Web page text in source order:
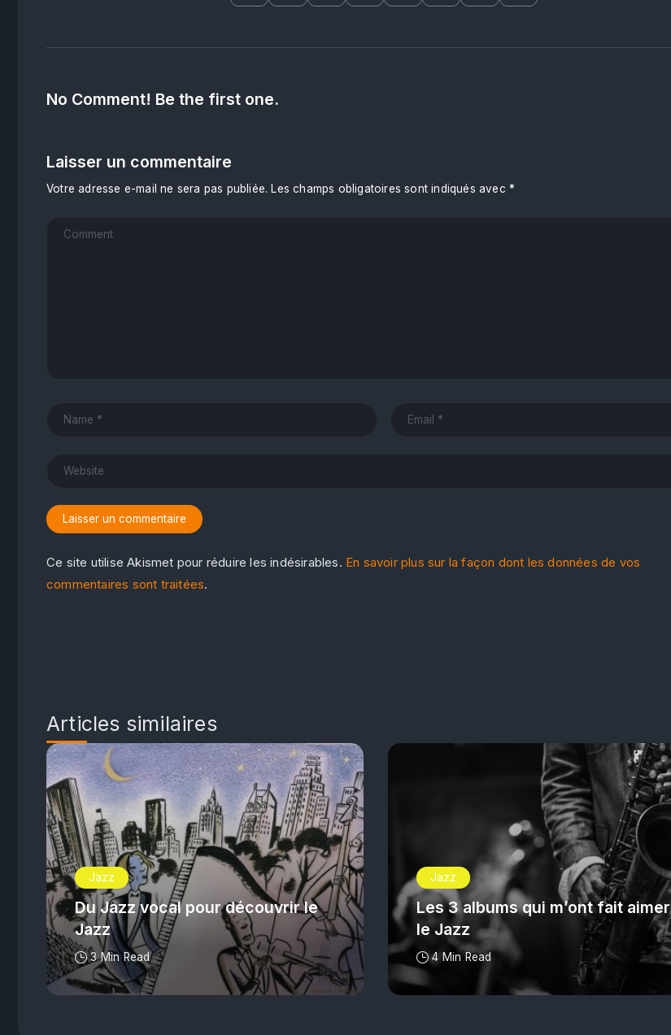
No Comment! Be the first one.
Laisser un commentaire
Votre adresse e-mail ne sera pas publiée. Les champs obligatoires sont indiqués avec*
Ce site utilise Akismet pour réduire les indésirables. En savoir plus sur la façon dont les données de vos
commentaires sont traitées.
Articles similaires
Jazz
Du Jazz vocal pour découvrir le
Jazz
3 Min Read
Jazz
Les 3 albums qui m’ont fait aimer
le Jazz
4 Min Read